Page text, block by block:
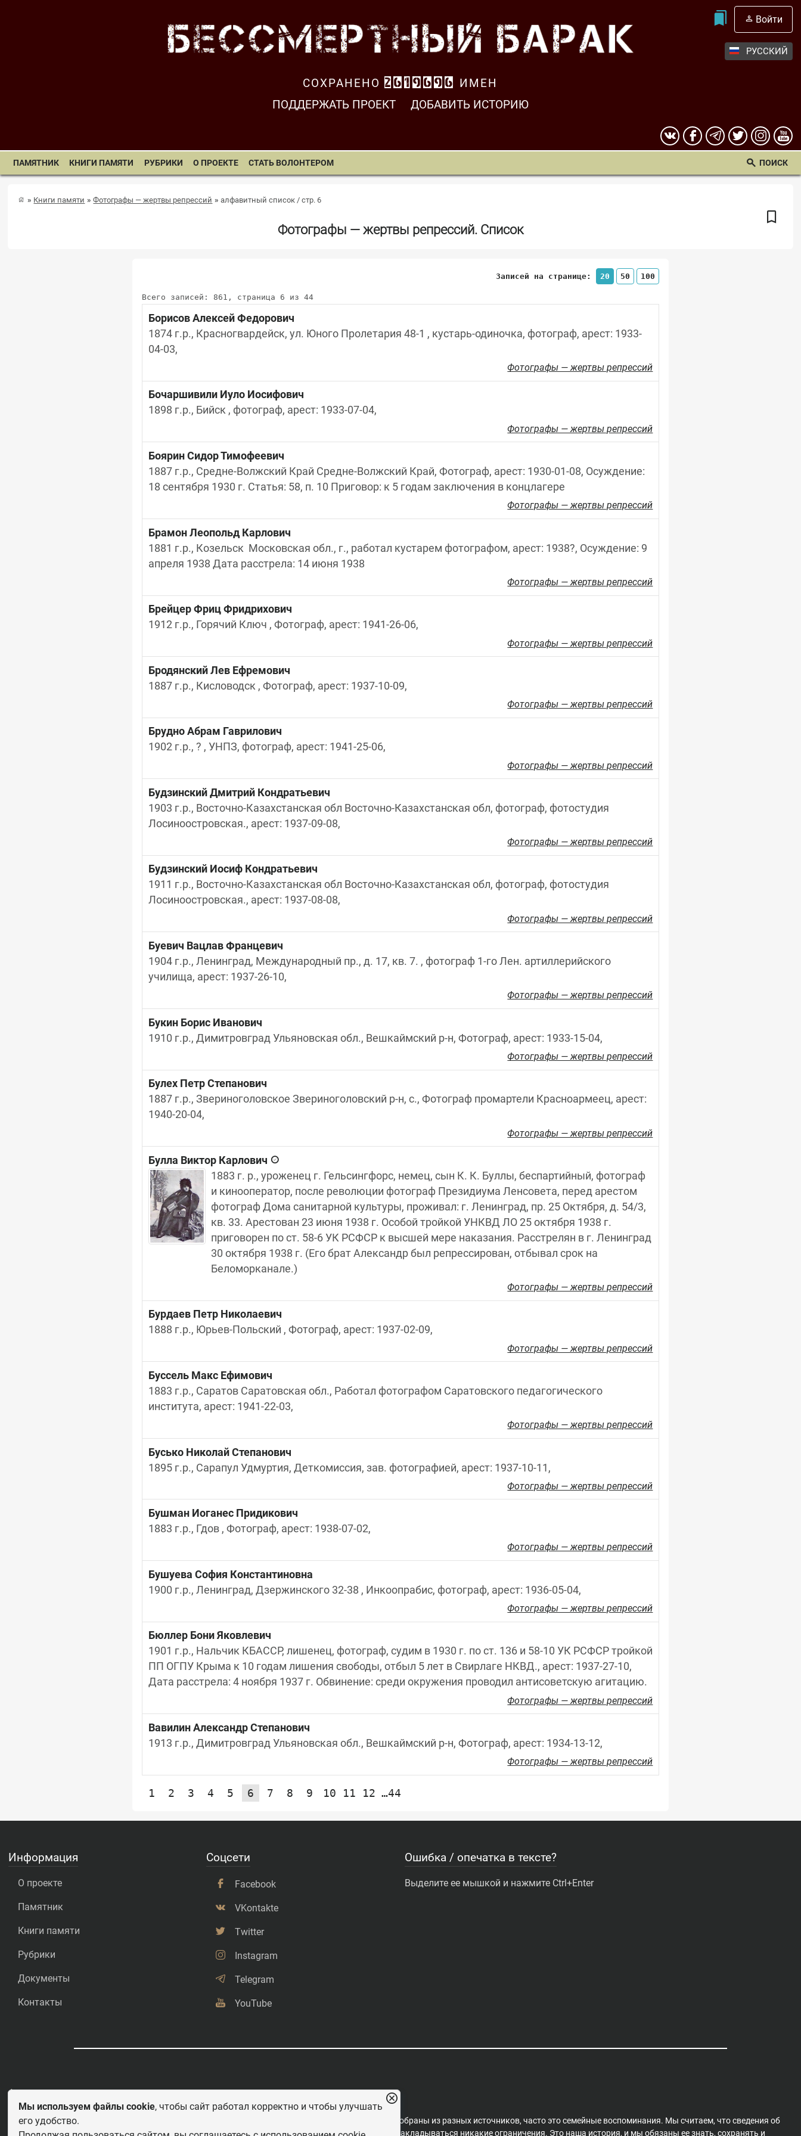
Войти
РУССКИЙ
СОХРАНЕНО 2619697
ИМЕН
ПОДДЕРЖАТЬ ПРОЕКТ
ДОБАВИТЬ ИСТОРИЮ
ПАМЯТНИК КНИГИ ПАМЯТИ РУБРИКИ О ПРОЕКТЕ СТАТЬ ВОЛОНТЕРОМ ПОИСК
Книги памяти Фотографы — жертвы репрессий алфавитный список / стр. 6
Фотографы — жертвы репрессий. Список
Записей на странице: 20 50 100
Всего записей: 861, страница 6 из 44
Борисов Алексей Федорович
1874 г.р., Красногвардейск, ул. Юного Пролетария 48-1 , кустарь-одиночка, фотограф, арест: 1933-
04-03,
Фотографы — жертвы репрессий
Бочаршивили Иуло Иосифович
1898 г.р., Бийск , фотограф, арест: 1933-07-04,
Фотографы — жертвы репрессий
Боярин Сидор Тимофеевич
1887 г.р., Средне-Волжский Край Средне-Волжский Край, Фотограф, арест: 1930-01-08, Осуждение:
18 сентября 1930 г. Статья: 58, п. 10 Приговор: к 5 годам заключения в концлагере
Фотографы — жертвы репрессий
Брамон Леопольд Карлович
1881 г.р., Козельск  Московская обл., г., работал кустарем фотографом, арест: 1938?, Осуждение: 9
апреля 1938 Дата расстрела: 14 июня 1938
Фотографы — жертвы репрессий
Брейцер Фриц Фридрихович
1912 г.р., Горячий Ключ , Фотограф, арест: 1941-26-06,
Фотографы — жертвы репрессий
Бродянский Лев Ефремович
1887 г.р., Кисловодск , Фотограф, арест: 1937-10-09,
Фотографы — жертвы репрессий
Брудно Абрам Гаврилович
1902 г.р., ? , УНПЗ, фотограф, арест: 1941-25-06,
Фотографы — жертвы репрессий
Будзинский Дмитрий Кондратьевич
1903 г.р., Восточно-Казахстанская обл Восточно-Казахстанская обл, фотограф, фотостудия
Лосиноостровская., арест: 1937-09-08,
Фотографы — жертвы репрессий
Будзинский Иосиф Кондратьевич
1911 г.р., Восточно-Казахстанская обл Восточно-Казахстанская обл, фотограф, фотостудия
Лосиноостровская., арест: 1937-08-08,
Фотографы — жертвы репрессий
Буевич Вацлав Францевич
1904 г.р., Ленинград, Международный пр., д. 17, кв. 7. , фотограф 1-го Лен. артиллерийского
училища, арест: 1937-26-10,
Фотографы — жертвы репрессий
Букин Борис Иванович
1910 г.р., Димитровград Ульяновская обл., Вешкаймский р-н, Фотограф, арест: 1933-15-04,
Фотографы — жертвы репрессий
Булех Петр Степанович
1887 г.р., Звериноголовское Звериноголовский р-н, с., Фотограф промартели Красноармеец, арест:
1940-20-04,
Фотографы — жертвы репрессий
Булла Виктор Карлович
1883 г. р., уроженец г. Гельсингфорс, немец, сын К. К. Буллы, беспартийный, фотограф
и кинооператор, после революции фотограф Президиума Ленсовета, перед арестом
фотограф Дома санитарной культуры, проживал: г. Ленинград, пр. 25 Октября, д. 54/3,
кв. 33. Арестован 23 июня 1938 г. Особой тройкой УНКВД ЛО 25 октября 1938 г.
приговорен по ст. 58-6 УК РСФСР к высшей мере наказания. Расстрелян в г. Ленинград
30 октября 1938 г. (Его брат Александр был репрессирован, отбывал срок на
Беломорканале.)
Фотографы — жертвы репрессий
Бурдаев Петр Николаевич
1888 г.р., Юрьев-Польский , Фотограф, арест: 1937-02-09,
Фотографы — жертвы репрессий
Буссель Макс Ефимович
1883 г.р., Саратов Саратовская обл., Работал фотографом Саратовского педагогического
института, арест: 1941-22-03,
Фотографы — жертвы репрессий
Бусько Николай Степанович
1895 г.р., Сарапул Удмуртия, Деткомиссия, зав. фотографией, арест: 1937-10-11,
Фотографы — жертвы репрессий
Бушман Иоганес Придикович
1883 г.р., Гдов , Фотограф, арест: 1938-07-02,
Фотографы — жертвы репрессий
Бушуева София Константиновна
1900 г.р., Ленинград, Дзержинского 32-38 , Инкоопрабис, фотограф, арест: 1936-05-04,
Фотографы — жертвы репрессий
Бюллер Бони Яковлевич
1901 г.р., Нальчик КБАССР, лишенец, фотограф, судим в 1930 г. по ст. 136 и 58-10 УК РСФСР тройкой
ПП ОГПУ Крыма к 10 годам лишения свободы, отбыл 5 лет в Свирлаге НКВД., арест: 1937-27-10,
Дата расстрела: 4 ноября 1937 г. Обвинение: среди окружения проводил антисоветскую агитацию.
Фотографы — жертвы репрессий
Вавилин Александр Степанович
1913 г.р., Димитровград Ульяновская обл., Вешкаймский р-н, Фотограф, арест: 1934-13-12,
Фотографы — жертвы репрессий
1 2 3 4 5 6 7 8 9 10 11 12 …44
Информация
О проекте
Памятник
Книги памяти
Рубрики
Документы
Контакты
Соцсети
Facebook
VKontakte
Twitter
Instagram
Telegram
YouTube
Ошибка / опечатка в тексте?
Выделите ее мышкой и нажмите Ctrl+Enter
Любое использование и перепечатка материалов приветствуется редакцией проекта. Материалы собраны из разных источников, часто это семейные воспоминания. Мы считаем, что сведения об
этих важных страницах истории должны быть свободными для распространения, на них не могут накладываться никакие ограничения. Это наша история, и мы обязаны ее знать, сохранять и
Мы используем файлы cookie, чтобы сайт работал корректно и чтобы улучшать
его удобство.